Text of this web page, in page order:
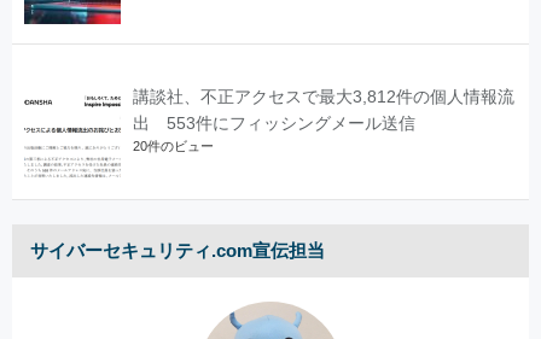
講談社、不正アクセスで最大3,812件の個人情報流
出 553件にフィッシングメール送信
20件のビュー
サイバーセキュリティ.com宣伝担当